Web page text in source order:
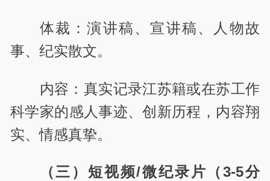
体裁：演讲稿、宣讲稿、人物故
事、纪实散文。
内容：真实记录江苏籍或在苏工作
科学家的感人事迹、创新历程，内容翔
实、情感真挚。
（三）短视频/微纪录片（3-5分